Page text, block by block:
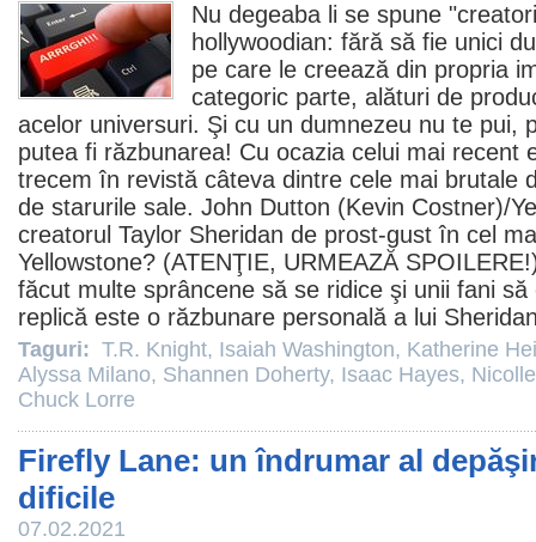
Nu degeaba li se spune
hollywoodian: fără să fie unici
pe care le creează din propria
categoric parte, alături de
acelor universuri. Şi cu un dumnezeu nu te pui,
putea fi răzbunarea! Cu ocazia celui mai recent
trecem în revistă câteva dintre cele mai brutale
de starurile sale. John Dutton (Kevin Costner)/
creatorul Taylor Sheridan de prost-gust în cel
Yellowstone? (ATENŢIE, URMEAZĂ
făcut multe sprâncene să se ridice şi unii fani
replică este o răzbunare personală a lui
Taguri: T.R. Knight, Isaiah Washington, Katherine
Alyssa Milano, Shannen Doherty, Isaac Hayes,
Chuck Lorre
Firefly Lane: un îndrumar al
dificile
07.02.2021